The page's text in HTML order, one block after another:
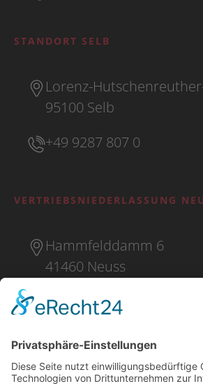
STANDORT SELB
Lorenz-
95100 Selb
+49 9287 807 0
VERTRIEBSNIEDERLASSUNG
Hammfelddamm 6
41460 Neuss
+49 2131 16 37 0